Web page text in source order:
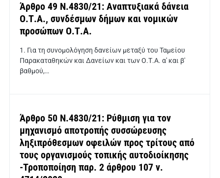
Άρθρο 49 Ν.4830/21: Αναπτυξιακά δάνεια
Ο.Τ.Α., συνδέσμων δήμων και νομικών
προσώπων Ο.Τ.Α.
1. Για τη συνομολόγηση δανείων μεταξύ του Ταμείου
Παρακαταθηκών και Δανείων και των Ο.Τ.Α. α' και β'
βαθμού,…
Άρθρο 50 Ν.4830/21: Ρύθμιση για τον
μηχανισμό αποτροπής συσσώρευσης
ληξιπρόθεσμων οφειλών προς τρίτους από
τους οργανισμούς τοπικής αυτοδιοίκησης
-Τροποποίηση παρ. 2 άρθρου 107 ν.